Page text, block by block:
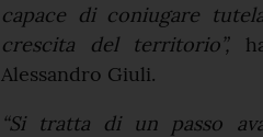
capace di coniugare
crescita del territorio”,
Alessandro Giuli.
“Si tratta di un passo